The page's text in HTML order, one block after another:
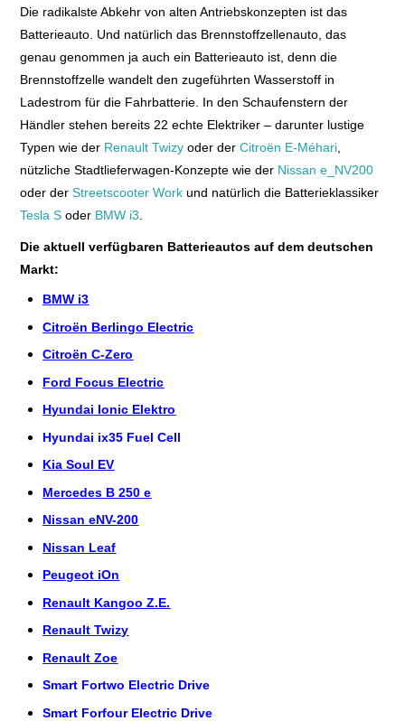
Die radikalste Abkehr von alten Antriebskonzepten ist das
Batterieauto. Und natürlich das Brennstoffzellenauto, das
genau genommen ja auch ein Batterieauto ist, denn die
Brennstoffzelle wandelt den zugeführten Wasserstoff in
Ladestrom für die Fahrbatterie. In den Schaufenstern der
Händler stehen bereits 22 echte Elektriker – darunter lustige
Typen wie der Renault Twizy oder derCitroën E-Méhari,
nützliche Stadtlieferwagen-Konzepte wie der Nissan e_NV200
oder derStreetscooter Work und natürlich die Batterieklassiker
Tesla S oder BMW i3.
Die aktuell verfügbaren Batterieautos auf dem deutschen
Markt:
BMW i3
Citroën Berlingo Electric
Citroën C-Zero
Ford Focus Electric
Hyundai Ionic Elektro
Hyundai ix35 Fuel Cell
Kia Soul EV
Mercedes B 250 e
Nissan eNV-200
Nissan Leaf
Peugeot iOn
Renault Kangoo Z.E.
Renault Twizy
Renault Zoe
Smart Fortwo Electric Drive
Smart Forfour Electric Drive